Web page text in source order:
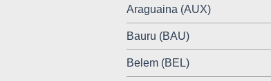
Araguaina (AUX)
Bauru (BAU)
Belem (BEL)